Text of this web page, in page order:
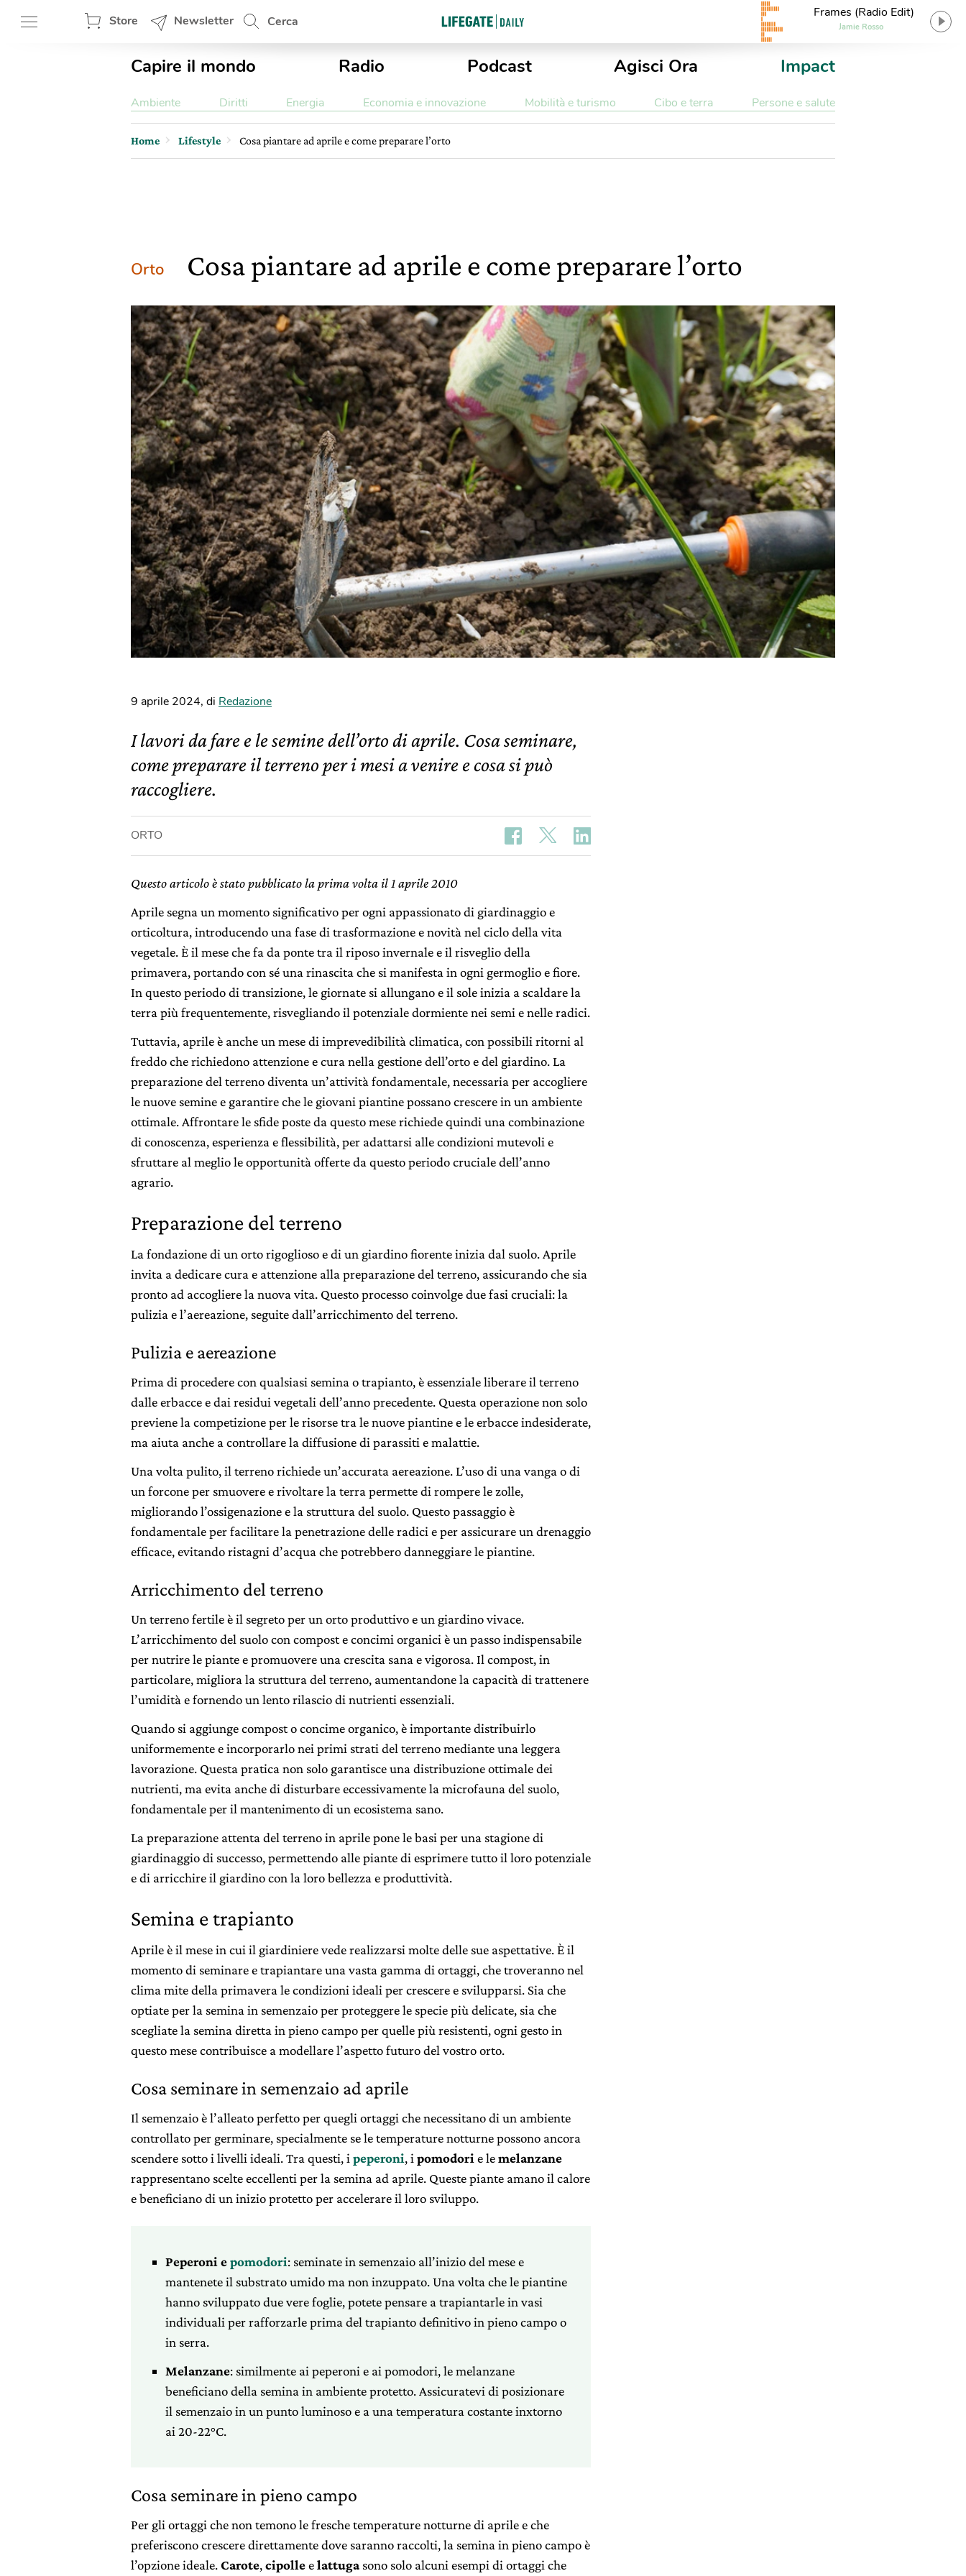
Store Newsletter Cerca
Frames (Radio Edit)
Jamie Rosso
Capire il mondo Radio Podcast Agisci Ora Impact
Ambiente Diritti Energia Economia e innovazione Mobilità e turismo Cibo e terra Persone e salute
Home Lifestyle Cosa piantare ad aprile e come preparare l’orto
Orto Cosa piantare ad aprile e come preparare l’orto
9 aprile 2024, di Redazione
I lavori da fare e le semine dell’orto di aprile. Cosa seminare,
come preparare il terreno per i mesi a venire e cosa si può
raccogliere.
ORTO
Questo articolo è stato pubblicato la prima volta il 1 aprile 2010
Aprile segna un momento significativo per ogni appassionato di giardinaggio e
orticoltura, introducendo una fase di trasformazione e novità nel ciclo della vita
vegetale. È il mese che fa da ponte tra il riposo invernale e il risveglio della
primavera, portando con sé una rinascita che si manifesta in ogni germoglio e fiore.
In questo periodo di transizione, le giornate si allungano e il sole inizia a scaldare la
terra più frequentemente, risvegliando il potenziale dormiente nei semi e nelle radici.
Tuttavia, aprile è anche un mese di imprevedibilità climatica, con possibili ritorni al
freddo che richiedono attenzione e cura nella gestione dell’orto e del giardino. La
preparazione del terreno diventa un’attività fondamentale, necessaria per accogliere
le nuove semine e garantire che le giovani piantine possano crescere in un ambiente
ottimale. Affrontare le sfide poste da questo mese richiede quindi una combinazione
di conoscenza, esperienza e flessibilità, per adattarsi alle condizioni mutevoli e
sfruttare al meglio le opportunità offerte da questo periodo cruciale dell’anno
agrario.
Preparazione del terreno
La fondazione di un orto rigoglioso e di un giardino fiorente inizia dal suolo. Aprile
invita a dedicare cura e attenzione alla preparazione del terreno, assicurando che sia
pronto ad accogliere la nuova vita. Questo processo coinvolge due fasi cruciali: la
pulizia e l’aereazione, seguite dall’arricchimento del terreno.
Pulizia e aereazione
Prima di procedere con qualsiasi semina o trapianto, è essenziale liberare il terreno
dalle erbacce e dai residui vegetali dell’anno precedente. Questa operazione non solo
previene la competizione per le risorse tra le nuove piantine e le erbacce indesiderate,
ma aiuta anche a controllare la diffusione di parassiti e malattie.
Una volta pulito, il terreno richiede un’accurata aereazione. L’uso di una vanga o di
un forcone per smuovere e rivoltare la terra permette di rompere le zolle,
migliorando l’ossigenazione e la struttura del suolo. Questo passaggio è
fondamentale per facilitare la penetrazione delle radici e per assicurare un drenaggio
efficace, evitando ristagni d’acqua che potrebbero danneggiare le piantine.
Arricchimento del terreno
Un terreno fertile è il segreto per un orto produttivo e un giardino vivace.
L’arricchimento del suolo con compost e concimi organici è un passo indispensabile
per nutrire le piante e promuovere una crescita sana e vigorosa. Il compost, in
particolare, migliora la struttura del terreno, aumentandone la capacità di trattenere
l’umidità e fornendo un lento rilascio di nutrienti essenziali.
Quando si aggiunge compost o concime organico, è importante distribuirlo
uniformemente e incorporarlo nei primi strati del terreno mediante una leggera
lavorazione. Questa pratica non solo garantisce una distribuzione ottimale dei
nutrienti, ma evita anche di disturbare eccessivamente la microfauna del suolo,
fondamentale per il mantenimento di un ecosistema sano.
La preparazione attenta del terreno in aprile pone le basi per una stagione di
giardinaggio di successo, permettendo alle piante di esprimere tutto il loro potenziale
e di arricchire il giardino con la loro bellezza e produttività.
Semina e trapianto
Aprile è il mese in cui il giardiniere vede realizzarsi molte delle sue aspettative. È il
momento di seminare e trapiantare una vasta gamma di ortaggi, che troveranno nel
clima mite della primavera le condizioni ideali per crescere e svilupparsi. Sia che
optiate per la semina in semenzaio per proteggere le specie più delicate, sia che
scegliate la semina diretta in pieno campo per quelle più resistenti, ogni gesto in
questo mese contribuisce a modellare l’aspetto futuro del vostro orto.
Cosa seminare in semenzaio ad aprile
Il semenzaio è l’alleato perfetto per quegli ortaggi che necessitano di un ambiente
controllato per germinare, specialmente se le temperature notturne possono ancora
scendere sotto i livelli ideali. Tra questi, i peperoni, i pomodori e lemelanzane
rappresentano scelte eccellenti per la semina ad aprile. Queste piante amano il calore
e beneficiano di un inizio protetto per accelerare il loro sviluppo.
Peperoni epomodori: seminate in semenzaio all’inizio del mese e
mantenete il substrato umido ma non inzuppato. Una volta che le piantine
hanno sviluppato due vere foglie, potete pensare a trapiantarle in vasi
individuali per rafforzarle prima del trapianto definitivo in pieno campo o
in serra.
Melanzane: similmente ai peperoni e ai pomodori, le melanzane
beneficiano della semina in ambiente protetto. Assicuratevi di posizionare
il semenzaio in un punto luminoso e a una temperatura costante inxtorno
ai 20-22°C.
Cosa seminare in pieno campo
Per gli ortaggi che non temono le fresche temperature notturne di aprile e che
preferiscono crescere direttamente dove saranno raccolti, la semina in pieno campo è
l’opzione ideale.Carote,cipolleelattuga sono solo alcuni esempi di ortaggi che